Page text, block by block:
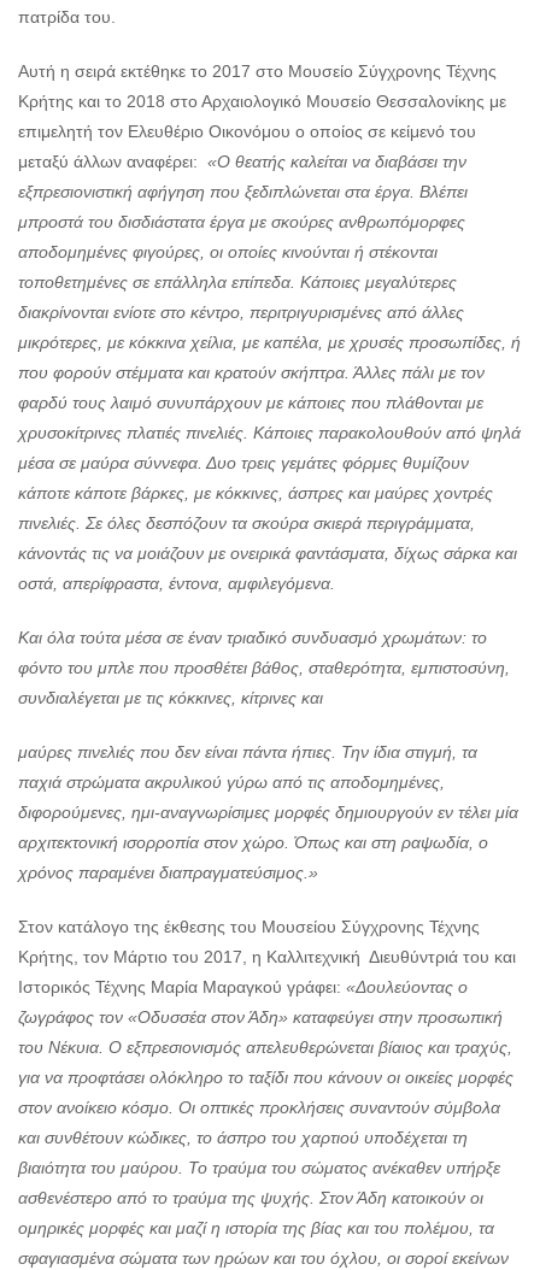
πατρίδα του.
Αυτή η σειρά εκτέθηκε το 2017 στο Μουσείο Σύγχρονης Τέχνης
Κρήτης και το 2018 στο Αρχαιολογικό Μουσείο Θεσσαλονίκης με
επιμελητή τον Ελευθέριο Οικονόμου ο οποίος σε κείμενό του
μεταξύ άλλων αναφέρει: «Ο θεατής καλείται να διαβάσει την
εξπρεσιονιστική αφήγηση που ξεδιπλώνεται στα έργα. Βλέπει
μπροστά του δισδιάστατα έργα με σκούρες ανθρωπόμορφες
αποδομημένες φιγούρες, οι οποίες κινούνται ή στέκονται
τοποθετημένες σε επάλληλα επίπεδα. Κάποιες μεγαλύτερες
διακρίνονται ενίοτε στο κέντρο, περιτριγυρισμένες από άλλες
μικρότερες, με κόκκινα χείλια, με καπέλα, με χρυσές προσωπίδες, ή
που φορούν στέμματα και κρατούν σκήπτρα. Άλλες πάλι με τον
φαρδύ τους λαιμό συνυπάρχουν με κάποιες που πλάθονται με
χρυσοκίτρινες πλατιές πινελιές. Κάποιες παρακολουθούν από ψηλά
μέσα σε μαύρα σύννεφα. Δυο τρεις γεμάτες φόρμες θυμίζουν
κάποτε κάποτε βάρκες, με κόκκινες, άσπρες και μαύρες χοντρές
πινελιές. Σε όλες δεσπόζουν τα σκούρα σκιερά περιγράμματα,
κάνοντάς τις να μοιάζουν με ονειρικά φαντάσματα, δίχως σάρκα και
οστά, απερίφραστα, έντονα, αμφιλεγόμενα.
Και όλα τούτα μέσα σε έναν τριαδικό συνδυασμό χρωμάτων: το
φόντο του μπλε που προσθέτει βάθος, σταθερότητα, εμπιστοσύνη,
συνδιαλέγεται με τις κόκκινες, κίτρινες και
μαύρες πινελιές που δεν είναι πάντα ήπιες. Την ίδια στιγμή, τα
παχιά στρώματα ακρυλικού γύρω από τις αποδομημένες,
διφορούμενες, ημι-αναγνωρίσιμες μορφές δημιουργούν εν τέλει μία
αρχιτεκτονική ισορροπία στον χώρο. Όπως και στη ραψωδία, ο
χρόνος παραμένει διαπραγματεύσιμος.»
Στον κατάλογο της έκθεσης του Μουσείου Σύγχρονης Τέχνης
Κρήτης, τον Μάρτιο του 2017, η Καλλιτεχνική Διευθύντριά του και
Ιστορικός Τέχνης Μαρία Μαραγκού γράφει: «Δουλεύοντας ο
ζωγράφος τον «Οδυσσέα στον Άδη» καταφεύγει στην προσωπική
του Νέκυια. Ο εξπρεσιονισμός απελευθερώνεται βίαιος και τραχύς,
για να προφτάσει ολόκληρο το ταξίδι που κάνουν οι οικείες μορφές
στον ανοίκειο κόσμο. Οι οπτικές προκλήσεις συναντούν σύμβολα
και συνθέτουν κώδικες, το άσπρο του χαρτιού υποδέχεται τη
βιαιότητα του μαύρου. Το τραύμα του σώματος ανέκαθεν υπήρξε
ασθενέστερο από το τραύμα της ψυχής. Στον Άδη κατοικούν οι
ομηρικές μορφές και μαζί η ιστορία της βίας και του πολέμου, τα
σφαγιασμένα σώματα των ηρώων και του όχλου, οι σοροί εκείνων